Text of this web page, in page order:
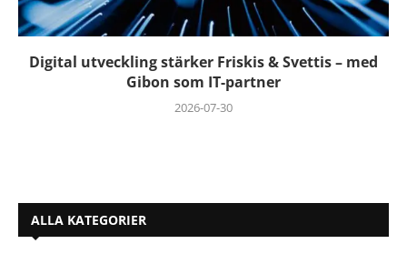
Digital utveckling stärker Friskis & Svettis – med
Gibon som IT-partner
2026-07-30
ALLA KATEGORIER